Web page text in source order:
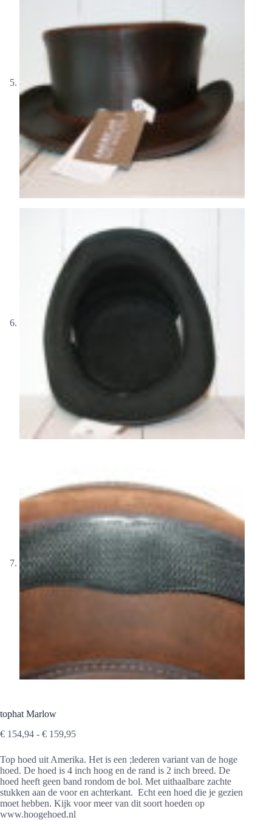
tophat Marlow
€ 154,94 - € 159,95Prijsklasse:
tot
€ 159,95
Top hoed uit Amerika. Het is een ;lederen variant van de hoge
hoed. De hoed is 4 inch hoog en de rand is 2 inch breed. De
hoed heeft geen band rondom de bol. Met uithaalbare zachte
stukken aan de voor en achterkant. Echt een hoed die je gezien
moet hebben. Kijk voor meer van dit soort hoeden op
www.hoogehoed.nl